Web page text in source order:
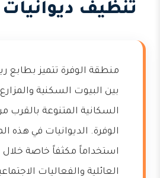
تنظيف
منطقة الوفرة تتميز بطابع
بين البيوت السكنية
السكانية المتنوعة بالقرب
الوفرة. الديوانيات في هذه
استخداماً مكثفاً خاصة خلال
العائلية والفعاليات